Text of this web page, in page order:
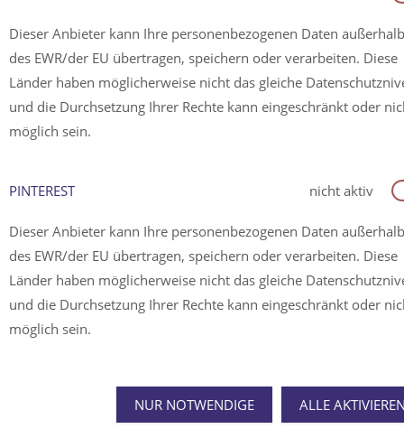
Dieser Anbieter kann Ihre personenbezogenen Daten außerhalb
des EWR/der EU übertragen, speichern oder verarbeiten. Diese
Länder haben möglicherweise nicht das gleiche
und die Durchsetzung Ihrer Rechte kann eingeschränkt oder
möglich sein.
PINTEREST nicht aktiv
Dieser Anbieter kann Ihre personenbezogenen Daten außerhalb
des EWR/der EU übertragen, speichern oder verarbeiten. Diese
Länder haben möglicherweise nicht das gleiche
und die Durchsetzung Ihrer Rechte kann eingeschränkt oder
möglich sein.
NUR NOTWENDIGE ALLE